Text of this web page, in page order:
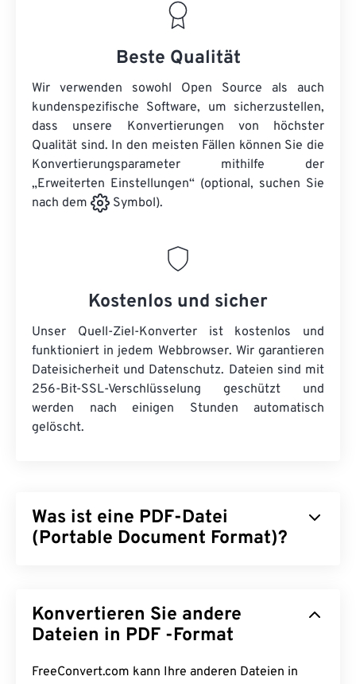
Beste Qualität
Wir verwenden sowohl Open Source als auch
kundenspezifische Software, um sicherzustellen,
dass unsere Konvertierungen von höchster
Qualität sind. In den meisten Fällen können Sie die
Konvertierungsparameter mithilfe der
„Erweiterten Einstellungen“ (optional, suchen Sie
nach dem
Symbol).
Kostenlos und sicher
Unser Quell-Ziel-Konverter ist kostenlos und
funktioniert in jedem Webbrowser. Wir garantieren
Dateisicherheit und Datenschutz. Dateien sind mit
256-Bit-SSL-Verschlüsselung geschützt und
werden nach einigen Stunden automatisch
gelöscht.
Was ist eine PDF-Datei
(Portable Document Format)?
von Textdokumenten als auch von Grafiken vereint
und damit zu den am häufigsten verwendeten
Beliebtheit von PDF liegt darin, dass die
Konvertieren Sie andere
Dateien in PDF -Format
FreeConvert.com kann Ihre anderen Dateien in